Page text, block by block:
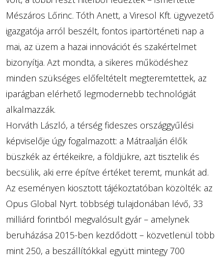
Mészáros Lőrinc. Tóth Anett, a Viresol Kft. ügyvezető
igazgatója arról beszélt, fontos ipartörténeti nap a
mai, az üzem a hazai innovációt és szakértelmet
bizonyítja. Azt mondta, a sikeres működéshez
minden szükséges előfeltételt megteremtettek, az
iparágban elérhető legmodernebb technológiát
alkalmazzák.
Horváth László, a térség fideszes országgyűlési
képviselője úgy fogalmazott: a Mátraalján élők
büszkék az értékeikre, a földjükre, azt tisztelik és
becsülik, aki erre építve értéket teremt, munkát ad.
Az eseményen kiosztott tájékoztatóban közölték: az
Opus Global Nyrt. többségi tulajdonában lévő, 33
milliárd forintból megvalósult gyár – amelynek
beruházása 2015-ben kezdődött – közvetlenül több
mint 250, a beszállítókkal együtt mintegy 700